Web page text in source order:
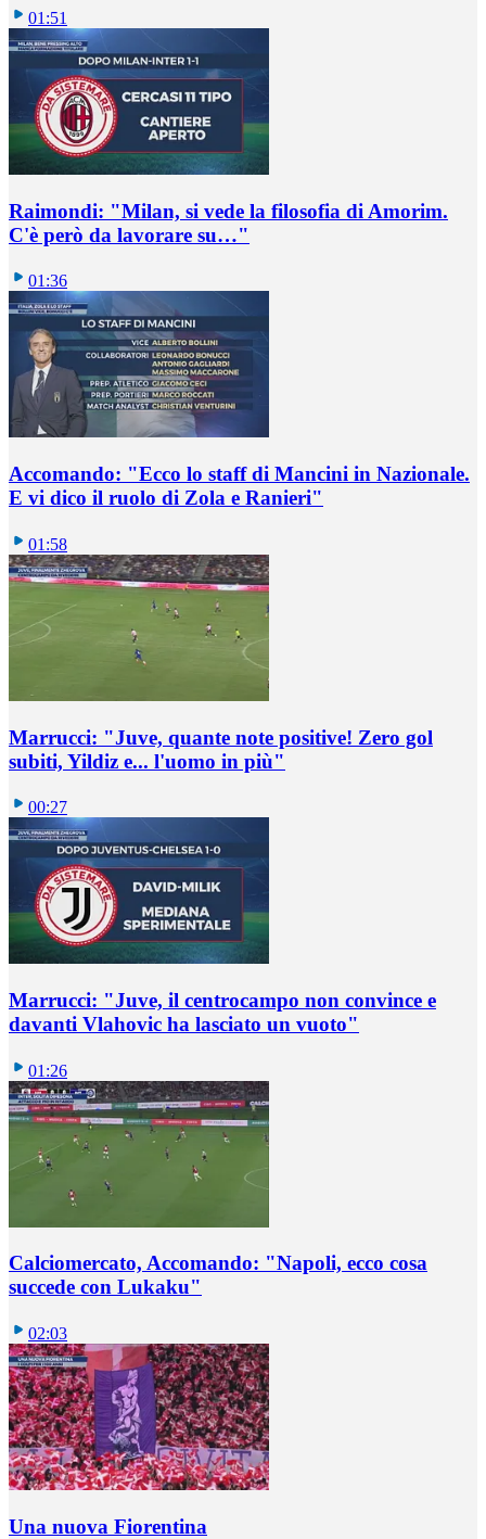
01:51
Raimondi: "Milan, si vede la filosofia di Amorim.
C'è però da lavorare su…"
01:36
Accomando: "Ecco lo staff di Mancini in Nazionale.
E vi dico il ruolo di Zola e Ranieri"
01:58
Marrucci: "Juve, quante note positive! Zero gol
subiti, Yildiz e... l'uomo in più"
00:27
Marrucci: "Juve, il centrocampo non convince e
davanti Vlahovic ha lasciato un vuoto"
01:26
Calciomercato, Accomando: "Napoli, ecco cosa
succede con Lukaku"
02:03
Una nuova Fiorentina